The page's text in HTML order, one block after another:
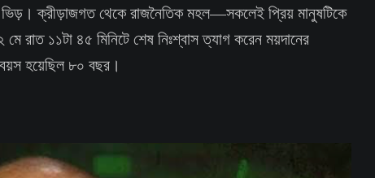
ভিড়। ক্রীড়াজগত থেকে রাজনৈতিক মহল—সকলেই প্রিয় মানুষটিকে
রাত ১১টা ৪৫ মিনিটে শেষ নিঃশ্বাস ত্যাগ করেন ময়দানের
হয়েছিল ৮০ বছর।